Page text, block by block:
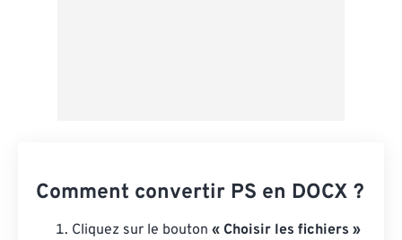
Comment convertir PS en DOCX ?
Cliquez sur le bouton « Choisir les fichiers »